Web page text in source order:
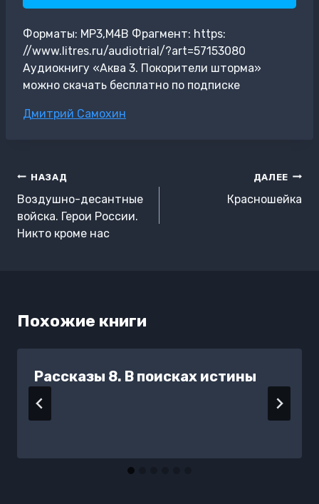
Форматы: MP3,M4B Фрагмент: https:
//www.litres.ru/audiotrial/?art=57153080
Аудиокнигу «Аква 3. Покорители шторма»
можно скачать бесплатно по подписке
Метки
Дмитрий Самохин
Навигация
по
записям
НАЗАД
Воздушно-десантные
войска. Герои России.
Никто кроме нас
ДАЛЕЕ
Красношейка
Похожие книги
Рассказы 8. В поисках истины